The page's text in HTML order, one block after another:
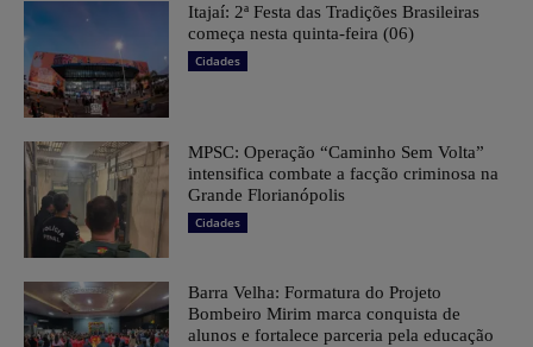
​Itajaí: 2ª Festa das Tradições Brasileiras
começa nesta quinta-feira (06)
Cidades
MPSC: Operação “Caminho Sem Volta”
intensifica combate a facção criminosa na
Grande Florianópolis
Cidades
Barra Velha: Formatura do Projeto
Bombeiro Mirim marca conquista de
alunos e fortalece parceria pela educação